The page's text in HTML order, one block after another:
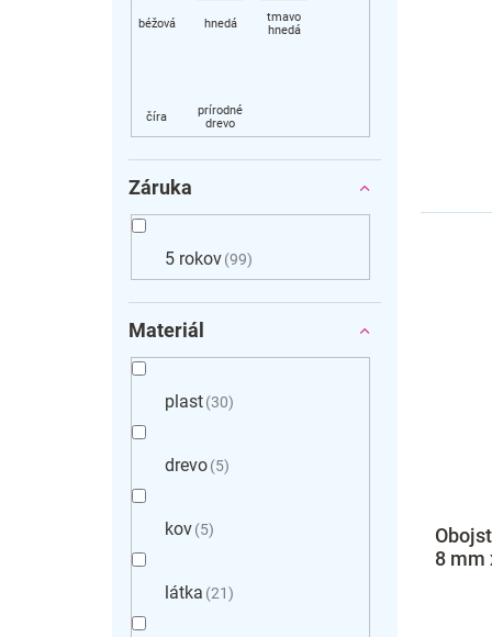
Záruka
5 rokov 99
Materiál
plast 30
drevo 5
kov 5
látka 21
8 mm